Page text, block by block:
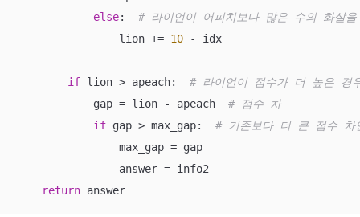
else: # 라이언이 어피치보다 많은 수의 화살
                lion +=
10 - idx
if lion > apeach: # 라이언이 점수가 더 높은 경
            gap = lion - apeach
# 점수 차
if gap > max_gap: # 기존보다 더 큰 점수 차
                max_gap = gap
                answer = info2
return answer